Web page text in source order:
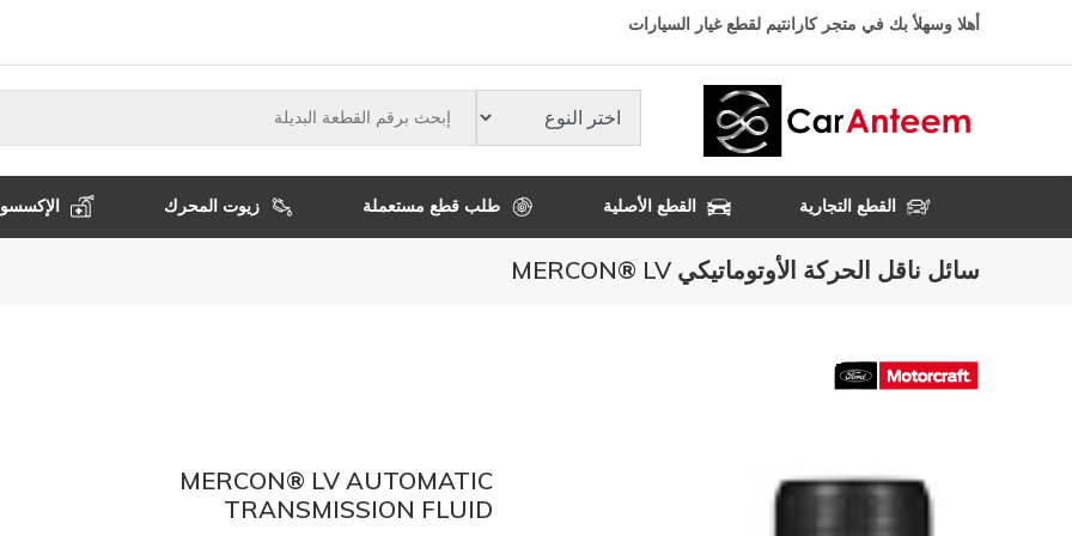
المحتوى
أهلا وسهلأ بك في متجر كارانتيم لقطع غيار السيارات
القطع التجارية القطع الأصلية طلب قطع مستعملة زيوت المحرك
سائل ناقل الحركة الأوتوماتيكي MERCON® LV
MERCON® LV AUTOMATIC
TRANSMISSION FLUID